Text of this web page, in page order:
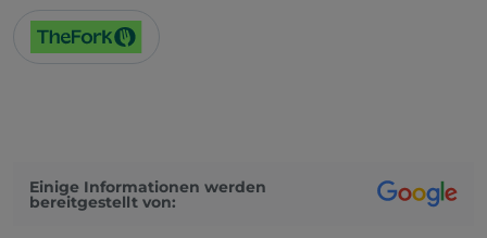
Einige Informationen werden
bereitgestellt von: